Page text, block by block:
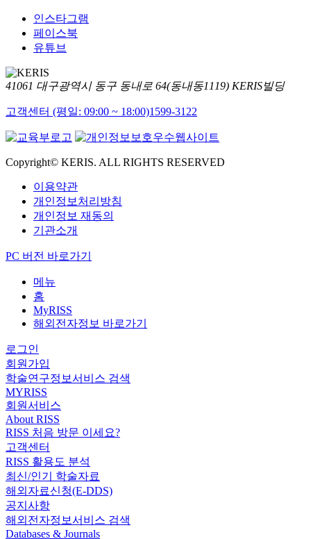
인스타그램
페이스북
유튜브
41061 대구광역시 동구 동내로 64(동내동1119) KERIS빌딩
고객센터 (평일: 09:00 ~ 18:00)1599-3122
Copyright© KERIS. ALL RIGHTS RESERVED
이용약관
개인정보처리방침
개인정보 재동의
기관소개
PC 버전 바로가기
메뉴
홈
MyRISS
해외전자정보 바로가기
로그인
회원가입
학술연구정보서비스 검색
MYRISS
회원서비스
About RISS
RISS 처음 방문 이세요?
고객센터
RISS 활용도 분석
최신/인기 학술자료
해외자료신청(E-DDS)
공지사항
해외전자정보서비스 검색
Databases & Journals